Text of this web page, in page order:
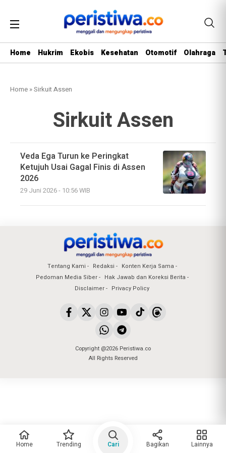
Home Hukrim Ekobis Kesehatan Otomotif Olahraga
Home »Sirkuit Assen
Sirkuit Assen
Veda Ega Turun ke Peringkat
Ketujuh Usai Gagal Finis di Assen
2026
29 Juni 2026 - 10:56 WIB
Tentang Kami Redaksi
Konten Kerja Sama
Pedoman Media Siber
Hak Jawab dan Koreksi Berita
Disclaimer
Privacy Policy
Copyright @2026 Peristiwa.co
All Rights Reserved
Home Trending Cari Bagikan Lainnya